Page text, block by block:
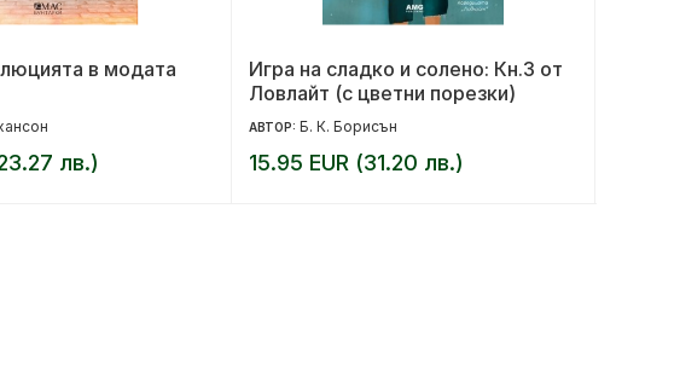
в модата
лв.)
Игра на сладко и солено: Кн.3 от
Ловлайт (с цветни порезки)
АВТОР: Б. К. Борисън
15.95 EUR (31.20 лв.)